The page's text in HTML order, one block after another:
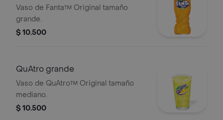
Vaso de Fanta™ Original tamaño
grande.
$ 10.500
QuAtro grande
Vaso de QuAtro™ Original tamaño
mediano.
$ 10.500